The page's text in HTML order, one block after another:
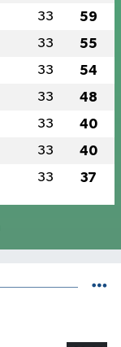
33 59
33 55
33 54
33 48
33 40
33 40
33 37